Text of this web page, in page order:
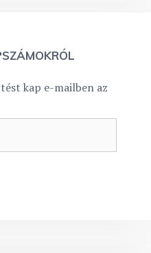
kap e-mailben az